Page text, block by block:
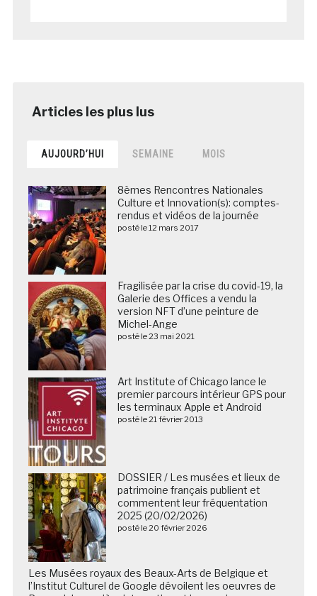
AUJOURD’HUI SEMAINE MOIS
8èmes Rencontres Nationales
Culture et Innovation(s): comptes-
rendus et vidéos de la journée
posté le 12 mars 2017
Fragilisée par la crise du covid-19, la
Galerie des Offices a vendu la
version NFT d’une peinture de
Michel-Ange
posté le 23 mai 2021
Art Institute of Chicago lance le
premier parcours intérieur GPS pour
les terminaux Apple et Android
posté le 21 février 2013
DOSSIER / Les musées et lieux de
patrimoine français publient et
commentent leur fréquentation
2025 (20/02/2026)
posté le 20 février 2026
Les Musées royaux des Beaux-Arts de Belgique et
l’Institut Culturel de Google dévoilent les oeuvres de